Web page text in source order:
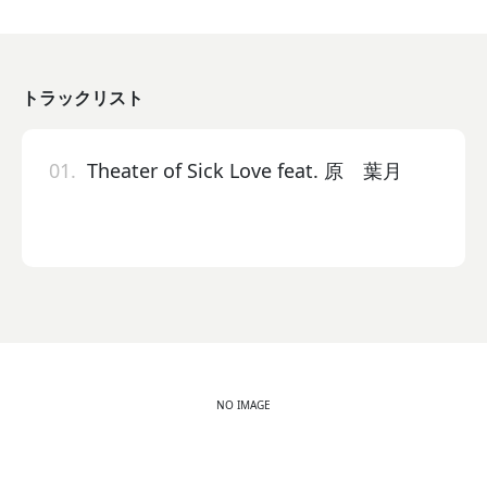
トラックリスト
01. Theater of Sick Love feat. 原 葉月
NO IMAGE